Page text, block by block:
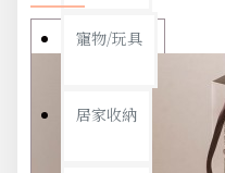
寵物/玩具
居家收納